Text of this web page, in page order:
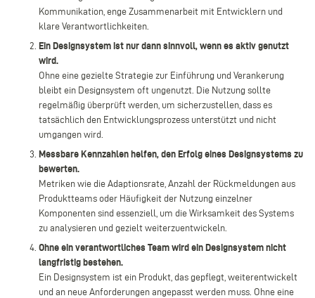
Kommunikation, enge Zusammenarbeit mit Entwicklern und
klare Verantwortlichkeiten.
Ein Designsystem ist nur dann sinnvoll, wenn es aktiv genutzt
wird.
Ohne eine gezielte Strategie zur Einführung und Verankerung
bleibt ein Designsystem oft ungenutzt. Die Nutzung sollte
regelmäßig überprüft werden, um sicherzustellen, dass es
tatsächlich den Entwicklungsprozess unterstützt und nicht
umgangen wird.
Messbare Kennzahlen helfen, den Erfolg eines Designsystems zu
bewerten.
Metriken wie die Adaptionsrate, Anzahl der Rückmeldungen aus
Produktteams oder Häufigkeit der Nutzung einzelner
Komponenten sind essenziell, um die Wirksamkeit des Systems
zu analysieren und gezielt weiterzuentwickeln.
Ohne ein verantwortliches Team wird ein Designsystem nicht
langfristig bestehen.
Ein Designsystem ist ein Produkt, das gepflegt, weiterentwickelt
und an neue Anforderungen angepasst werden muss. Ohne eine